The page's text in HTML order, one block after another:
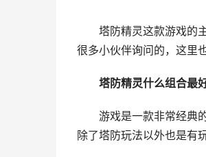
塔防精灵这款游戏的主
很多小伙伴询问的，这里
塔防精灵什么组合最
游戏是一款非常经典的
除了塔防玩法以外也是有